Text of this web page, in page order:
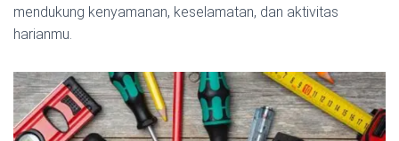
mendukung kenyamanan, keselamatan, dan aktivitas
harianmu.